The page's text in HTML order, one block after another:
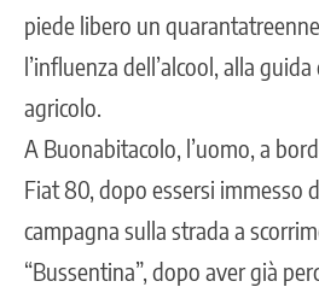
piede libero un
l’influenza dell’alcool, alla
agricolo.
A Buonabitacolo, l’uomo, a
Fiat 80, dopo essersi immesso
campagna sulla strada a
“Bussentina”, dopo aver già